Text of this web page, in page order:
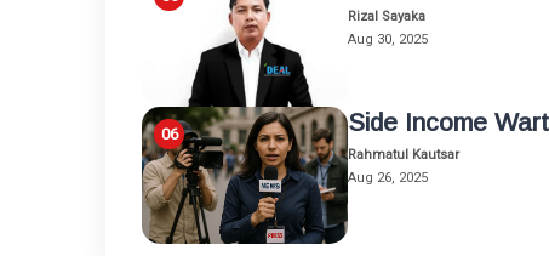
Rizal Sayaka
Aug 30, 2025
Side Income
Rahmatul Kautsar
Aug 26, 2025